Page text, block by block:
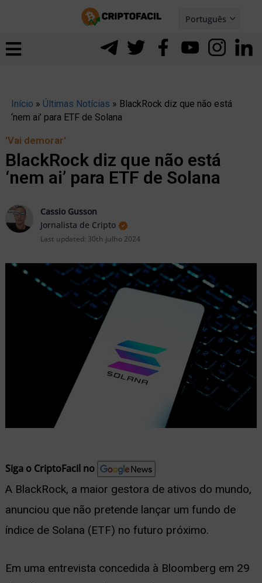
Português
Español
Início » Últimas Notícias » BlackRock diz que não está
‘nem ai’ para ETF de Solana
'Vai demorar'
BlackRock diz que não está
‘nem ai’ para ETF de Solana
Cassio Gusson
Jornalista de Cripto
Last updated: 30th julho 2024
Siga o CriptoFacil no
A BlackRock, a maior gestora de ativos do mundo,
anunciou que não pretende lançar um fundo de
índice de Solana (ETF) no futuro próximo.
Em uma entrevista concedida à Bloomberg em 29